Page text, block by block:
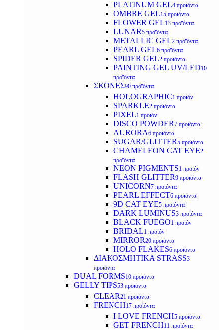
PLATINUM GEL4 προϊόντα
OMBRE GEL15 προϊόντα
FLOWER GEL13 προϊόντα
LUNAR5 προϊόντα
METALLIC GEL2 προϊόντα
PEARL GEL6 προϊόντα
SPIDER GEL2 προϊόντα
PAINTING GEL UV/LED10
προϊόντα
ΣΚΟΝΕΣ90 προϊόντα
HOLOGRAPHIC1 προϊόν
SPARKLE2 προϊόντα
PIXEL1 προϊόν
DISCO POWDER7 προϊόντα
AURORA6 προϊόντα
SUGAR/GLITTER5 προϊόντα
CHAMELEON CAT EYE2
προϊόντα
NEON PIGMENTS1 προϊόν
FLASH GLITTER9 προϊόντα
UNICORN7 προϊόντα
PEARL EFFECT6 προϊόντα
9D CAT EYE5 προϊόντα
DARK LUMINUS3 προϊόντα
BLACK FUEGO1 προϊόν
BRIDAL1 προϊόν
MIRROR20 προϊόντα
HOLO FLAKES6 προϊόντα
ΔΙΑΚΟΣΜΗΤΙΚΑ STRASS3
προϊόντα
DUAL FORMS10 προϊόντα
GELLY TIPS53 προϊόντα
CLEAR21 προϊόντα
FRENCH17 προϊόντα
I LOVE FRENCH5 προϊόντα
GET FRENCH11 προϊόντα